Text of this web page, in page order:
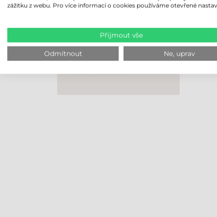
zážitku z webu. Pro více informací o cookies používáme otevřené
Přijmout vše
Odmítnout Ne, uprav